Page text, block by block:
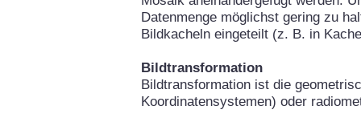
Datenmenge möglichst gering zu
Bildkacheln eingeteilt (z. B. in
Bildtransformation
Bildtransformation ist die
Koordinatensystemen) oder